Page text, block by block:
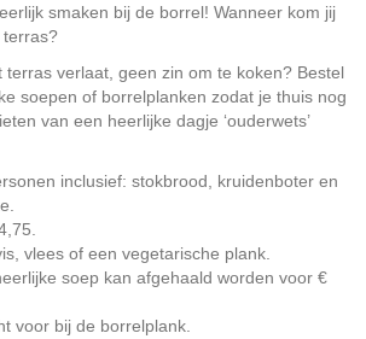
smaken bij de borrel! Wanneer kom jij
terras?
terras verlaat, geen zin om te koken? Bestel
soepen of borrelplanken zodat je thuis nog
van een heerlijke dagje ‘ouderwets’
inclusief: stokbrood, kruidenboter en
vlees of een vegetarische plank.
soep kan afgehaald worden voor €
voor bij de borrelplank.